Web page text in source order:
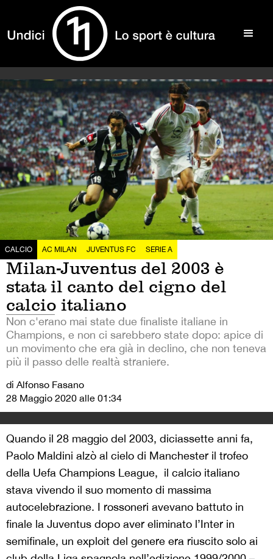
CALCIO AC MILAN JUVENTUS FC SERIE A
Milan-Juventus del 2003 è
stata il canto del cigno del
calcio italiano
Non c'erano mai state due finaliste italiane in
Champions, e non ci sarebbero state dopo: apice di
un movimento che era già in declino, che non teneva
più il passo delle realtà straniere.
di Alfonso Fasano
28 Maggio 2020 alle 01:34
Quando il 28 maggio del 2003, diciassette anni fa,
Paolo Maldini alzò al cielo di Manchester il trofeo
della Uefa Champions League, il calcio italiano
stava vivendo il suo momento di massima
autocelebrazione. I rossoneri avevano battuto in
finale la Juventus dopo aver eliminato l’Inter in
semifinale, un exploit del genere era riuscito solo ai